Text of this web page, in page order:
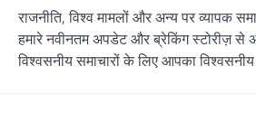
राजनीति, विश्व मामलों और अन्य पर व्यापक
हमारे नवीनतम अपडेट और ब्रेकिंग स्टोरीज़
विश्वसनीय समाचारों के लिए आपका